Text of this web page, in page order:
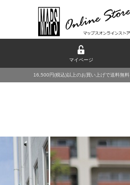
マイページ
16,500円(税込)以上のお買い上げで送料無料